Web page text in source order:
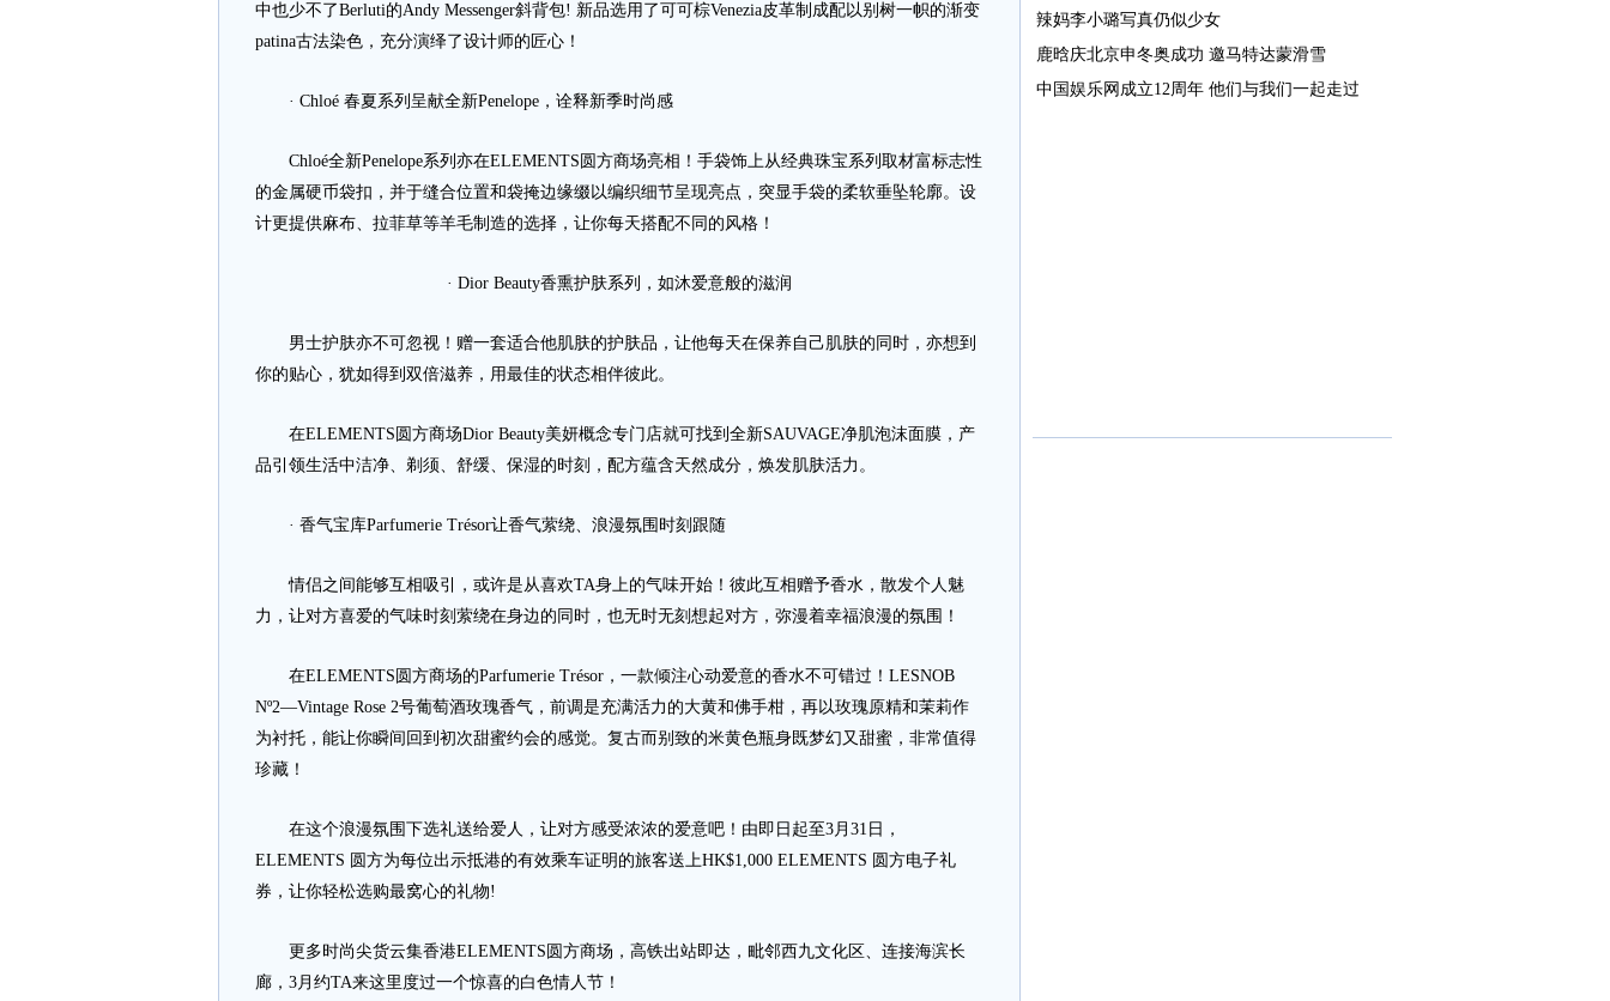
中也少不了Berluti的Andy Messenger斜背包! 新品选用了可可棕Venezia皮革制成配以别树一帜的渐变
patina古法染色，充分演绎了设计师的匠心！
· Chloé 春夏系列呈献全新Penelope，诠释新季时尚感
Chloé全新Penelope系列亦在ELEMENTS圆方商场亮相！手袋饰上从经典珠宝系列取材富标志性
的金属硬币袋扣，并于缝合位置和袋掩边缘缀以编织细节呈现亮点，突显手袋的柔软垂坠轮廓。设
计更提供麻布、拉菲草等羊毛制造的选择，让你每天搭配不同的风格！
· Dior Beauty香熏护肤系列，如沐爱意般的滋润
男士护肤亦不可忽视！赠一套适合他肌肤的护肤品，让他每天在保养自己肌肤的同时，亦想到
你的贴心，犹如得到双倍滋养，用最佳的状态相伴彼此。
在ELEMENTS圆方商场Dior Beauty美妍概念专门店就可找到全新SAUVAGE净肌泡沫面膜，产
品引领生活中洁净、剃须、舒缓、保湿的时刻，配方蕴含天然成分，焕发肌肤活力。
· 香气宝库Parfumerie Trésor让香气萦绕、浪漫氛围时刻跟随
情侣之间能够互相吸引，或许是从喜欢TA身上的气味开始！彼此互相赠予香水，散发个人魅
力，让对方喜爱的气味时刻萦绕在身边的同时，也无时无刻想起对方，弥漫着幸福浪漫的氛围！
在ELEMENTS圆方商场的Parfumerie Trésor，一款倾注心动爱意的香水不可错过！LESNOB
Nº2—Vintage Rose 2号葡萄酒玫瑰香气，前调是充满活力的大黄和佛手柑，再以玫瑰原精和茉莉作
为衬托，能让你瞬间回到初次甜蜜约会的感觉。复古而别致的米黄色瓶身既梦幻又甜蜜，非常值得
珍藏！
在这个浪漫氛围下选礼送给爱人，让对方感受浓浓的爱意吧！由即日起至3月31日，
ELEMENTS 圆方为每位出示抵港的有效乘车证明的旅客送上HK$1,000 ELEMENTS 圆方电子礼
券，让你轻松选购最窝心的礼物!
更多时尚尖货云集香港ELEMENTS圆方商场，高铁出站即达，毗邻西九文化区、连接海滨长
廊，3月约TA来这里度过一个惊喜的白色情人节！